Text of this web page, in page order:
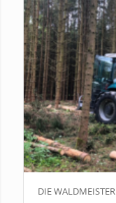
DIE WALDMEISTER